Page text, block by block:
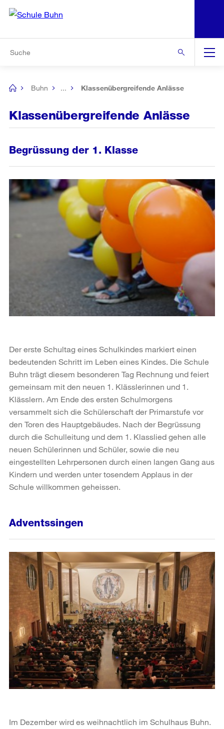
Navigation
[no
Buhn ... Klassenübergreifende Anlässe
Klassenübergreifende Anlässe
Begrüssung der 1. Klasse
Der erste Schultag eines Schulkindes markiert einen
bedeutenden Schritt im Leben eines Kindes. Die Schule
Buhn trägt diesem besonderen Tag Rechnung und feiert
gemeinsam mit den neuen 1. Klässlerinnen und 1.
Klässlern. Am Ende des ersten Schulmorgens
versammelt sich die Schülerschaft der Primarstufe vor
den Toren des Hauptgebäudes. Nach der Begrüssung
durch die Schulleitung und dem 1. Klasslied gehen alle
neuen Schülerinnen und Schüler, sowie die neu
eingestellten Lehrpersonen durch einen langen Gang aus
Kindern und werden unter tosendem Applaus in der
Schule willkommen geheissen.
Adventssingen
Im Dezember wird es weihnachtlich im Schulhaus Buhn.